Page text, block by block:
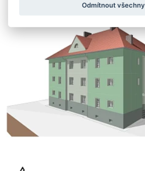
Odmítnout všechny